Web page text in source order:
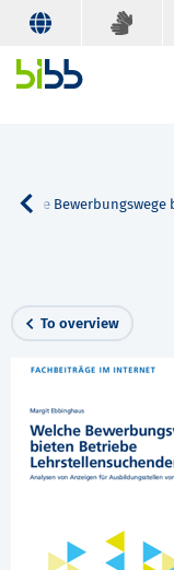
Welche
To overview